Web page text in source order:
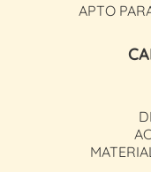
APTO